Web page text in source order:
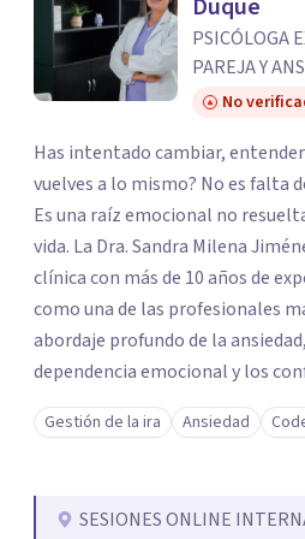
Duque
PSICÓLOGA
PAREJA Y
No
Has intentado cambiar,
vuelves a lo mismo? No es falta
Es una raíz emocional no
vida. La Dra. Sandra Milena Jiménez Duque es psicóloga
clínica con más de 10 años de
como una de las profesionales
abordaje profundo de la
dependencia emocional y los
trabajado con pacientes en
acompañando procesos
trabaja el síntoma, trabaja la raíz
metodología interviene en tres
Gestión de la ira Ansiedad
SESIONES ONLINE